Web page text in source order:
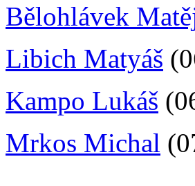
Bělohlávek
Libich Matyáš
Kampo Lukáš
Mrkos Michal